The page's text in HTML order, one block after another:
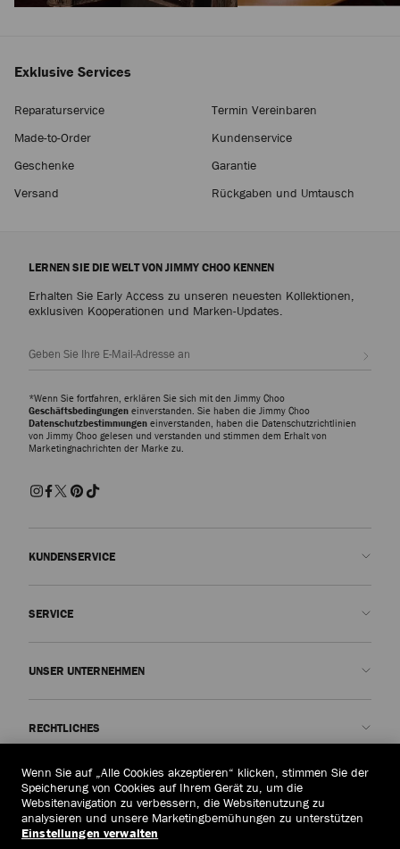
Exklusive Services
Reparaturservice
Termin Vereinbaren
Made-to-Order
Kundenservice
Geschenke
Garantie
Versand
Rückgaben und Umtausch
LERNEN SIE DIE WELT VON JIMMY CHOO KENNEN
Erhalten Sie Early Access zu unseren neuesten Kollektionen,
exklusiven Kooperationen und Marken-Updates.
*Wenn Sie fortfahren, erklären Sie sich mit den Jimmy Choo
Geschäftsbedingungen einverstanden. Sie haben die Jimmy Choo
Datenschutzbestimmungen einverstanden, haben die Datenschutzrichtlinien
von Jimmy Choo gelesen und verstanden und stimmen dem Erhalt von
Marketingnachrichten der Marke zu.
KUNDENSERVICE
Retouren und Umtausch
Bestellung stornieren
SERVICE
UNSER UNTERNEHMEN
JC World
Unsere Wirkung
Verantwortung
RECHTLICHES
Datenschutzrichtlinien
Allgemeine Geschäftsbedingungen
Recht auf Vergessenwerden
Albanien(€)
Wenn Sie auf „Alle Cookies akzeptieren“ klicken, stimmen Sie der
Speicherung von Cookies auf Ihrem Gerät zu, um die
Websitenavigation zu verbessern, die Websitenutzung zu
analysieren und unsere Marketingbemühungen zu unterstützen
Einstellungen verwalten